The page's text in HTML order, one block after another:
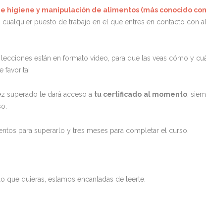
higiene y manipulación de alimentos (más conocido
cualquier puesto de trabajo en el que entres en contacto con
están en formato vídeo, para que las veas cómo y
favorita!
superado te dará acceso a tu certificado al momento,
para superarlo y tres meses para completar el curso.
que quieras, estamos encantadas de leerte.